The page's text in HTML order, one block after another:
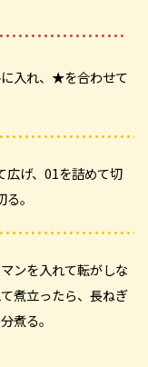
入れ、★を合わせて
広げ、01を詰めて切
。
ンを入れて転がしな
煮立ったら、長ねぎ
煮る。